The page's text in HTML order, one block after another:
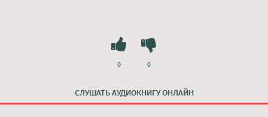
СЛУШАТЬ АУДИОКНИГУ ОНЛАЙН
0 0